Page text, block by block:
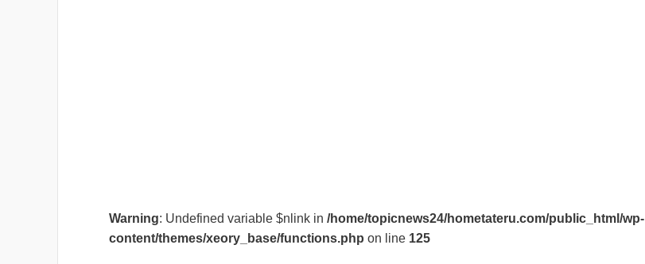
Warning: Undefined variable $nlink in /home/topicnews24/hometateru.com/public_html/wp-
content/themes/xeory_base/functions.php on line 125